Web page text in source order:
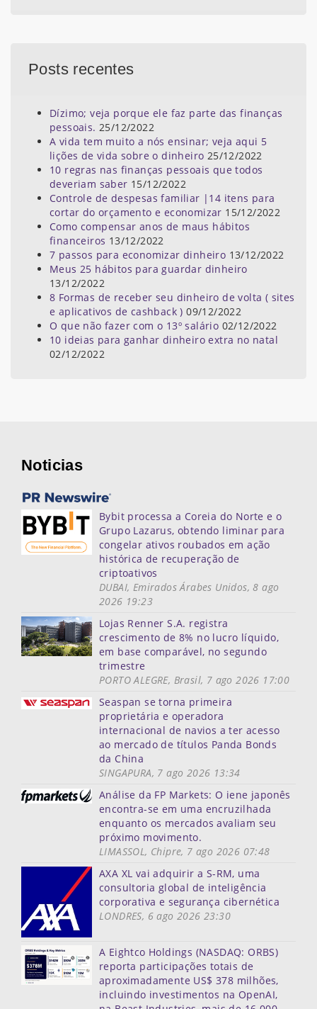
Posts recentes
Dízimo; veja porque ele faz parte das finanças
pessoais. 25/12/2022
A vida tem muito a nós ensinar; veja aqui 5
lições de vida sobre o dinheiro 25/12/2022
10 regras nas finanças pessoais que todos
deveriam saber 15/12/2022
Controle de despesas familiar |14 itens para
cortar do orçamento e economizar 15/12/2022
Como compensar anos de maus hábitos
financeiros 13/12/2022
7 passos para economizar dinheiro 13/12/2022
Meus 25 hábitos para guardar dinheiro
13/12/2022
8 Formas de receber seu dinheiro de volta ( sites
e aplicativos de cashback ) 09/12/2022
O que não fazer com o 13º salário 02/12/2022
10 ideias para ganhar dinheiro extra no natal
02/12/2022
Noticias
Bybit processa a Coreia do Norte e o
Grupo Lazarus, obtendo liminar para
congelar ativos roubados em ação
histórica de recuperação de
criptoativos
DUBAI, Emirados Árabes Unidos, 8 ago
2026 19:23
Lojas Renner S.A. registra
crescimento de 8% no lucro líquido,
em base comparável, no segundo
trimestre
PORTO ALEGRE, Brasil, 7 ago 2026 17:00
Seaspan se torna primeira
proprietária e operadora
internacional de navios a ter acesso
ao mercado de títulos Panda Bonds
da China
SINGAPURA, 7 ago 2026 13:34
Análise da FP Markets: O iene japonês
encontra-se em uma encruzilhada
enquanto os mercados avaliam seu
próximo movimento.
LIMASSOL, Chipre, 7 ago 2026 07:48
AXA XL vai adquirir a S-RM, uma
consultoria global de inteligência
corporativa e segurança cibernética
LONDRES, 6 ago 2026 23:30
A Eightco Holdings (NASDAQ: ORBS)
reporta participações totais de
aproximadamente US$ 378 milhões,
incluindo investimentos na OpenAI,